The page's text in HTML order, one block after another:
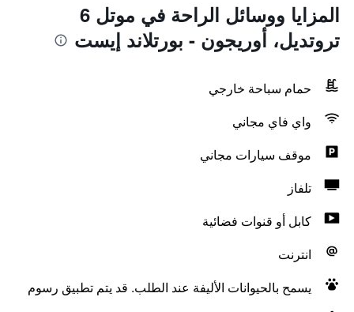
المزايا ووسائل الراحة في موتل 6
تروتديل، أوريجون - بورتلاند إيست
حمام سباحة خارجي
واي فاي مجاني
موقف سيارات مجاني
تلفاز
كابل أو قنوات فضائية
انترنت
يسمح بالحيوانات الأليفة عند الطلب. قد يتم تطبيق رسوم